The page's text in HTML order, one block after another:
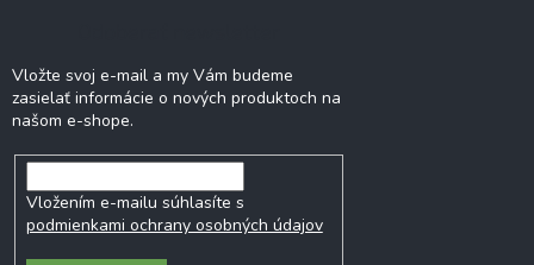
Vložte svoj e-mail a my Vám budeme
zasielať informácie o nových produktoch na
našom e-shope.
Vložením e-mailu súhlasíte s
podmienkami ochrany osobných údajov